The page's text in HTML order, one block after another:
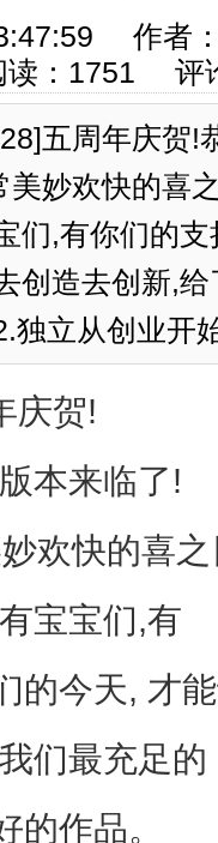
作
： 1751 评
五周年庆贺!
妙欢快的喜
们,有你们的
创造去创新,
独立从创业开
庆贺!
本来临了!
欢快的喜
宝宝们,有
的今天, 才
们最充足的
的作品。